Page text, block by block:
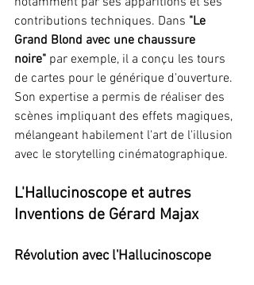
contributions techniques. Dans "Le
Grand Blond avec une chaussure
noire" par exemple, il a conçu les tours
de cartes pour le générique d'ouverture.
Son expertise a permis de réaliser des
scènes impliquant des effets magiques,
mélangeant habilement l'art de l'illusion
avec le storytelling cinématographique.
L'Hallucinoscope et autres
Inventions de Gérard Majax
Révolution avec l'Hallucinoscope